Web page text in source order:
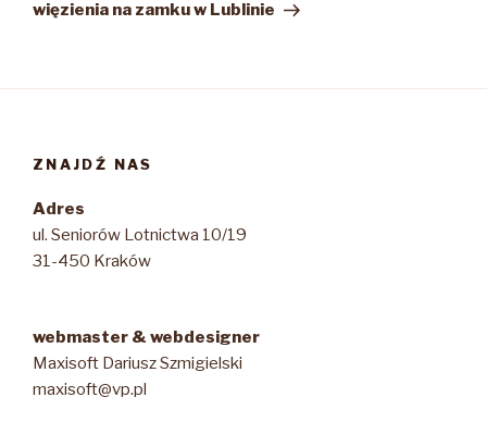
więzienia na zamku w Lublinie
ZNAJDŹ NAS
Adres
ul. Seniorów Lotnictwa 10/19
31-450 Kraków
webmaster & webdesigner
Maxisoft Dariusz Szmigielski
maxisoft@vp.pl